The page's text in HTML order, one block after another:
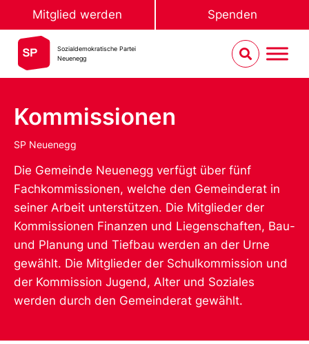
Mitglied werden Spenden
Sozialdemokratische Partei
Neuenegg
Kommissionen
SP Neuenegg
Die Gemeinde Neuenegg verfügt über fünf
Fachkommissionen, welche den Gemeinderat in
seiner Arbeit unterstützen. Die Mitglieder der
Kommissionen Finanzen und Liegenschaften, Bau-
und Planung und Tiefbau werden an der Urne
gewählt. Die Mitglieder der Schulkommission und
der Kommission Jugend, Alter und Soziales
werden durch den Gemeinderat gewählt.